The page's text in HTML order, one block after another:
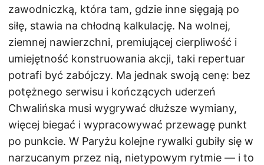
zawodniczką, która tam, gdzie inne sięgają po
siłę, stawia na chłodną kalkulację. Na wolnej,
ziemnej nawierzchni, premiującej cierpliwość i
umiejętność konstruowania akcji, taki repertuar
potrafi być zabójczy. Ma jednak swoją cenę: bez
potężnego serwisu i kończących uderzeń
Chwalińska musi wygrywać dłuższe wymiany,
więcej biegać i wypracowywać przewagę punkt
po punkcie. W Paryżu kolejne rywalki gubiły się w
narzucanym przez nią, nietypowym rytmie — i to